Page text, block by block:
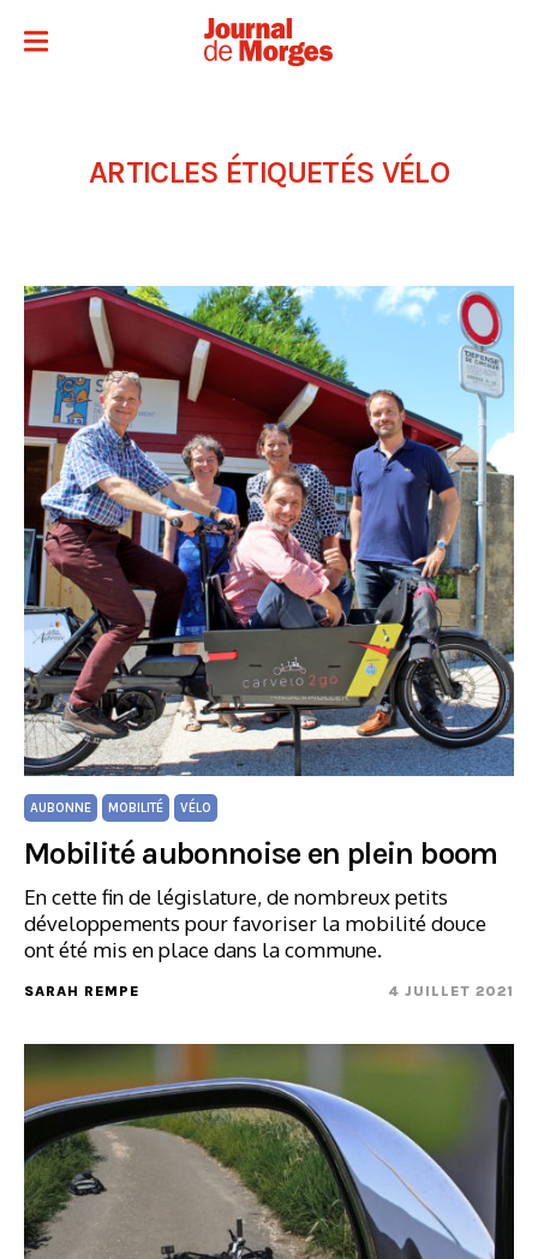
ARTICLES ÉTIQUETÉS VÉLO
AUBONNE MOBILITÉ VÉLO
Mobilité aubonnoise en plein boom
En cette fin de législature, de nombreux petits
développements pour favoriser la mobilité douce
ont été mis en place dans la commune.
SARAH REMPE 4 JUILLET 2021